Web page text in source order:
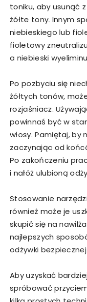
toniku, aby usunąć
żółte tony. Innym
niebieskiego lub
fioletowy
a niebieski
Po pozbyciu się
żółtych tonów,
rozjaśniacz.
powinnaś być w
włosy. Pamiętaj, by
zaczynając od
Po zakończeniu
i nałóż ulubioną
Stosowanie
również może je
skupić się na
najlepszych
odżywki
Aby uzyskać
spróbować